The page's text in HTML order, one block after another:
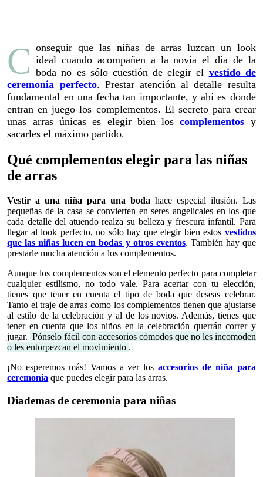
Conseguir que las niñas de arras luzcan un look ideal cuando acompañen a la novia el día de la
boda no es sólo cuestión de elegir el vestido de
ceremonia perfecto. Prestar atención al detalle resulta
fundamental en una fecha tan importante, y ahí es donde
entran en juego los complementos. El secreto para crear
unas arras únicas es elegir bien loscomplementos y
sacarles el máximo partido.
Qué complementos elegir para las niñas
de arras
Vestir a una niña para una boda hace especial ilusión. Las
pequeñas de la casa se convierten en seres angelicales en los que
cada detalle del atuendo realza su belleza y frescura infantil. Para
llegar al look perfecto, no sólo hay que elegir bien estos vestidos
que las niñas lucen en bodas y otros eventos. También hay que
prestarle mucha atención a los complementos.
Aunque los complementos son el elemento perfecto para completar
cualquier estilismo, no todo vale. Para acertar con tu elección,
tienes que tener en cuenta el tipo de boda que deseas celebrar.
Tanto el traje de arras como los complementos tienen que ajustarse
al estilo de la celebración y al de los novios. Además, tienes que
tener en cuenta que los niños en la celebración querrán correr y
jugar. Pónselo fácil con accesorios cómodos que no les incomoden
o les entorpezcan el movimiento .
¡No esperemos más! Vamos a ver losaccesorios de niña para
ceremonia que puedes elegir para las arras.
Diademas de ceremonia para niñas